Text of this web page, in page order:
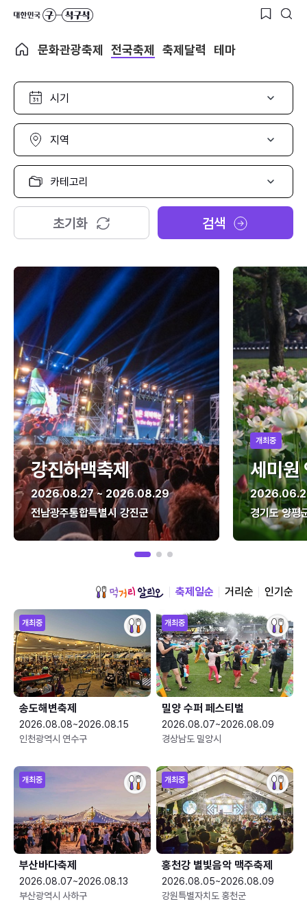
문화관광축제 전국축제 축제달력 테마
시
선
택
지
선
택
카
고
리
택
초기화 검색
강진하맥축제
2026.08.27 ~ 2026.08.29
전남광주통합특별시 강진군
개최중
세미원
경기도 양평
축제일순 거리순 인기순
개최중
송도해변축제
2026.08.08~2026.08.15
인천광역시 연수구
개최중
밀양 수퍼 페스티벌
2026.08.07~2026.08.09
경상남도 밀양시
개최중
부산바다축제
2026.08.07~2026.08.13
부산광역시 사하구
개최중
홍천강 별빛음악 맥주축제
2026.08.05~2026.08.09
강원특별자치도 홍천군